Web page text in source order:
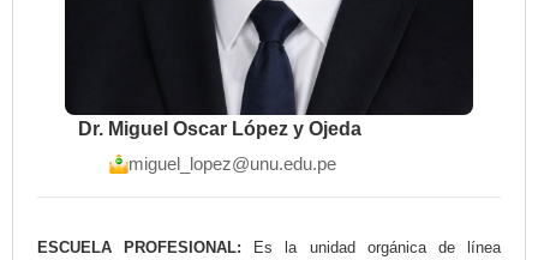
Dr. Miguel Oscar López y Ojeda
miguel_lopez@unu.edu.pe
ESCUELA PROFESIONAL: Es la unidad orgánica de línea